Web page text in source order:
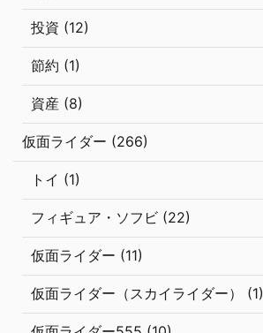
投資 (12)
節約 (1)
資産 (8)
仮面ライダー (266)
トイ (1)
フィギュア・ソフビ (22)
仮面ライダー (11)
仮面ライダー（スカイライダー） (1)